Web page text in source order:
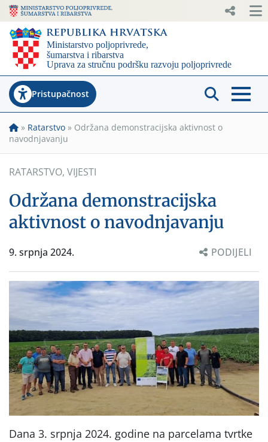
Pristupačnost
» Ratarstvo » Održana demonstracijska aktivnost o
navodnjavanju
RATARSTVO, VIJESTI
Održana demonstracijska
aktivnost o navodnjavanju
9. srpnja 2024. PODIJELI
Dana 3. srpnja 2024. godine na parcelama tvrtke